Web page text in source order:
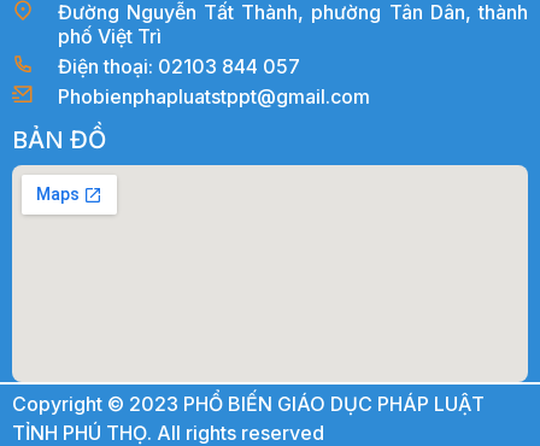
Đường Nguyễn Tất Thành, phường Tân Dân, thành
phố Việt Trì
Điện thoại: 02103 844 057
Phobienphapluatstppt@gmail.com
BẢN ĐỒ
Copyright © 2023 PHỔ BIẾN GIÁO DỤC PHÁP LUẬT
TỈNH PHÚ THỌ. All rights reserved